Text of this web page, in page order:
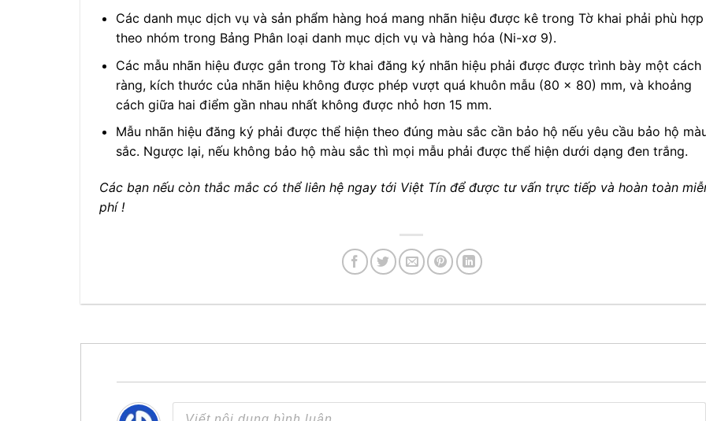
Các danh mục dịch vụ và sản phẩm hàng hoá mang nhãn hiệu được kê trong Tờ khai phải phù hợp
theo nhóm trong Bảng Phân loại danh mục dịch vụ và hàng hóa (Ni-xơ 9).
Các mẫu nhãn hiệu được gắn trong Tờ khai đăng ký nhãn hiệu phải được được trình bày một cách
ràng, kích thước của nhãn hiệu không được phép vượt quá khuôn mẫu (80 x 80) mm, và khoảng
cách giữa hai điểm gần nhau nhất không được nhỏ hơn 15 mm.
Mẫu nhãn hiệu đăng ký phải được thể hiện theo đúng màu sắc cần bảo hộ nếu yêu cầu bảo hộ
sắc. Ngược lại, nếu không bảo hộ màu sắc thì mọi mẫu phải được thể hiện dưới dạng đen trắng.
Các bạn nếu còn thắc mắc có thể liên hệ ngay tới Việt Tín để được tư vấn trực tiếp và hoàn toàn
phí !